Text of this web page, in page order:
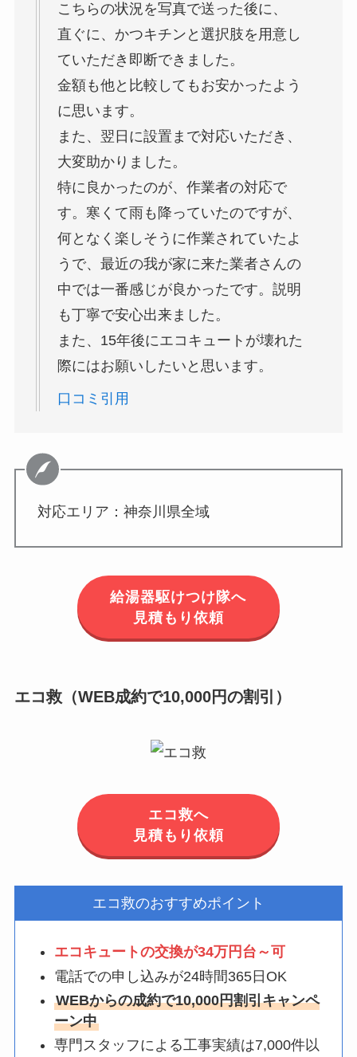
こちらの状況を写真で送った後に、
直ぐに、かつキチンと選択肢を用意し
ていただき即断できました。
金額も他と比較してもお安かったよう
に思います。
また、翌日に設置まで対応いただき、
大変助かりました。
特に良かったのが、作業者の対応で
す。寒くて雨も降っていたのですが、
何となく楽しそうに作業されていたよ
うで、最近の我が家に来た業者さんの
中では一番感じが良かったです。説明
も丁寧で安心出来ました。
また、15年後にエコキュートが壊れた
際にはお願いしたいと思います。
口コミ引用
対応エリア：神奈川県全域
給湯器駆けつけ隊へ
見積もり依頼
エコ救（WEB成約で10,000円の割引）
エコ救へ
見積もり依頼
エコ救のおすすめポイント
エコキュートの交換が34万円台～可
電話での申し込みが24時間365日OK
WEBからの成約で10,000円割引キャンペ
ーン中
専門スタッフによる工事実績は7,000件以